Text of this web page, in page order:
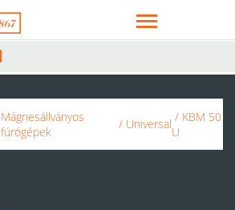
Mágnesállványos
fúrógépek
/ Universal / KBM 50
U